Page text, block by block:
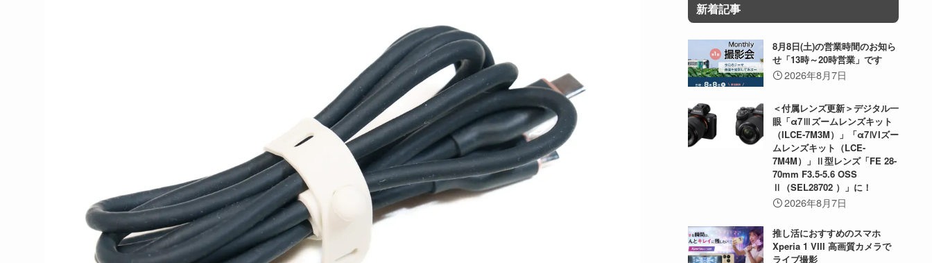
新着記事
8月8日(土)の営業時間のお知ら
せ「13時～20時営業」です
2026年8月7日
＜付属レンズ更新＞デジタル一
眼「α7Ⅲズームレンズキット
（ILCE-7M3M）」「α7ⅣIズー
ムレンズキット（LCE-
7M4M）」Ⅱ型レンズ「FE 28-
70mm F3.5-5.6 OSS
Ⅱ（SEL28702 ）」に！
2026年8月7日
推し活におすすめのスマホ
Xperia 1 VIII 高画質カメラで
ライブ撮影